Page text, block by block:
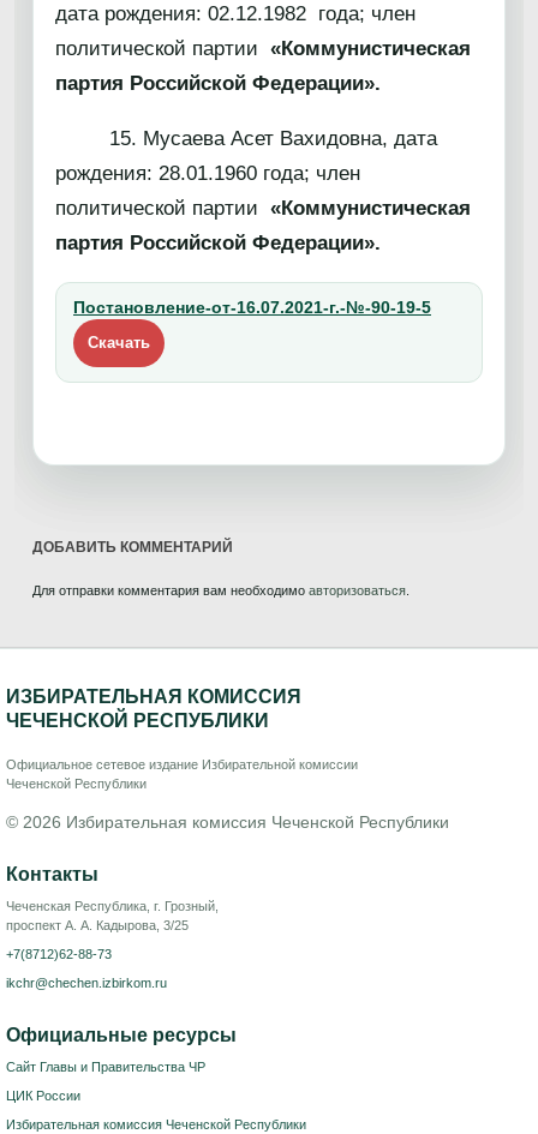
дата рождения: 02.12.1982 года; член
политической партии «Коммунистическая
партия Российской Федерации».
15. Мусаева Асет Вахидовна, дата
рождения: 28.01.1960 года; член
политической партии «Коммунистическая
партия Российской Федерации».
Постановление-от-16.07.2021-г.-№-90-19-5
Скачать
ДОБАВИТЬ КОММЕНТАРИЙ
Для отправки комментария вам необходимо авторизоваться
ИЗБИРАТЕЛЬНАЯ КОМИССИЯ
ЧЕЧЕНСКОЙ РЕСПУБЛИКИ
Официальное сетевое издание Избирательной комиссии
Чеченской Республики
© 2026 Избирательная комиссия Чеченской Республики
Контакты
Чеченская Республика, г. Грозный,
проспект А. А. Кадырова, 3/25
+7(8712)62-88-73
ikchr@chechen.izbirkom.ru
Официальные ресурсы
Сайт Главы и Правительства ЧР
ЦИК России
Избирательная комиссия Чеченской Республики